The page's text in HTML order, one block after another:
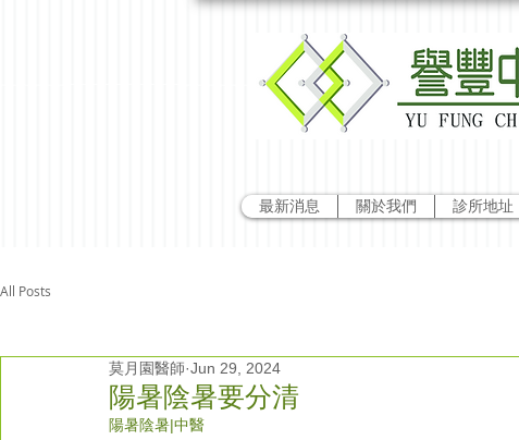
最新消息 關於我們 診所地址
All Posts
陽暑陰暑要分清
莫月園醫師 Jun 29, 2024
陽暑陰暑|中醫